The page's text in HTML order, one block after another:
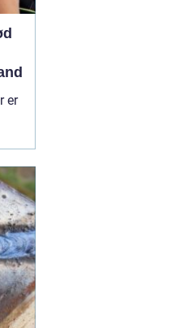
er
og